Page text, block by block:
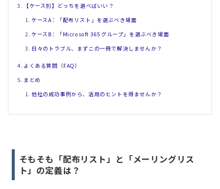
【ケース別】どっちを選べばいい？
ケースA：「配布リスト」を選ぶべき場面
ケースB：「Microsoft 365 グループ」を選ぶべき場面
日々のトラブル、まずこの一冊で解決しませんか？
よくある質問（FAQ）
まとめ
他社の成功事例から、活用のヒントを得ませんか？
そもそも「配布リスト」と「メーリングリス
ト」の定義は？